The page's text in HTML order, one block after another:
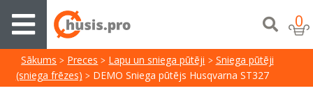
0
Sākums Preces Lapu un sniega pūtēji
Sniega pūtēji
(sniega frēzes)
DEMO Sniega pūtējs Husqvarna ST327